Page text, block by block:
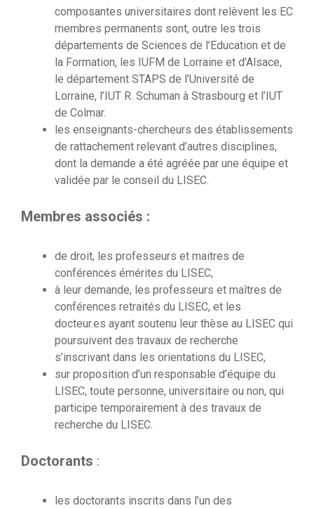
composantes universitaires dont relèvent les EC
membres permanents sont, outre les trois
départements de Sciences de l’Education et de
la Formation, les IUFM de Lorraine et d’Alsace,
le département STAPS de l’Université de
Lorraine, l’IUT R. Schuman à Strasbourg et l’IUT
de Colmar.
les enseignants-chercheurs des établissements
de rattachement relevant d’autres disciplines,
dont la demande a été agréée par une équipe et
validée par le conseil du LISEC.
Membres associés :
de droit, les professeurs et maitres de
conférences émérites du LISEC,
à leur demande, les professeurs et maîtres de
conférences retraités du LISEC, et les
docteur.es ayant soutenu leur thèse au LISEC qui
poursuivent des travaux de recherche
s’inscrivant dans les orientations du LISEC,
sur proposition d’un responsable d’équipe du
LISEC, toute personne, universitaire ou non, qui
participe temporairement à des travaux de
recherche du LISEC.
Doctorants :
les doctorants inscrits dans l’un des